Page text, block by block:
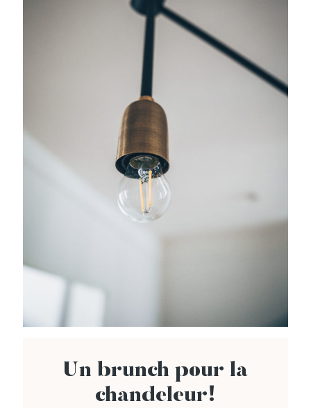
Un brunch pour la
chandeleur!